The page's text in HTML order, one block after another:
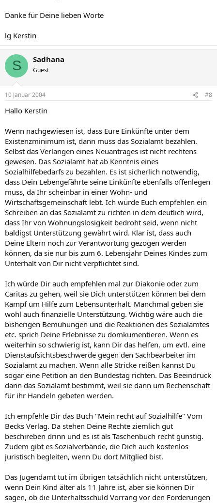
Danke für Deine lieben Worte
lg Kerstin
S Sadhana
Guest
10 Januar 2004 #8
Hallo Kerstin
Wenn nachgewiesen ist, dass Eure Einkünfte unter dem
Existenzminimum ist, dann muss das Sozialamt bezahlen.
Selbst das Verlangen eines Neuantrages ist nicht rechtens
gewesen. Das Sozialamt hat ab Kenntnis eines
Sozialhilfebedarfs zu bezahlen. Es ist sicherlich notwendig,
dass Dein Lebengefährte seine Einkünfte ebenfalls offenlegen
muss, da Ihr scheinbar in einer Wohn- und
Wirtschaftsgemeinschaft lebt. Ich würde Euch empfehlen ein
Schreiben an das Sozialamt zu richten in dem deutlich wird,
dass Ihr von Wohnungslosigkeit bedroht seid, wenn nicht
baldigst Unterstützung gewährt wird. Klar ist, dass auch
Deine Eltern noch zur Verantwortung gezogen werden
können, da sie nur bis zum 6. Lebensjahr Deines Kindes zum
Unterhalt von Dir nicht verpflichtet sind.
Ich würde Dir auch empfehlen mal zur Diakonie oder zum
Caritas zu gehen, weil sie Dich unterstützen können bei dem
Kampf um Hilfe zum Lebensunterhalt. Manchmal geben sie
wohl auch finanzielle Unterstützung. Wichtig wäre auch die
bisherigen Bemühungen und die Reaktionen des Sozialamtes
etc. sprich Deine Erlebnisse zu domkumentieren. Wenn es
weiterhin so schwierig ist, kann Dir das helfen, um evtl. eine
Dienstaufsichtsbeschwerde gegen den Sachbearbeiter im
Sozialamt zu machen. Wenn alle Stricke reißen kannst Du
sogar eine Petition an den Bundestag richten. Das Beeindruck
dann das Sozialamt bestimmt, weil sie dann um Rechenschaft
für ihr Handeln gebeten werden.
Ich empfehle Dir das Buch "Mein recht auf Sozialhilfe" Vom
Becks Verlag. Da stehen Deine Rechte ziemlich gut
beschireben drinn und es ist als Taschenbuch recht günstig.
Zudem gibt es Sozialverbände, die Dich auch kostenlos
juristisch begleiten, wenn Du dort Mitglied bist.
Das Jugendamt tut im übrigen tatsächlich nicht unterstützen,
wenn Dein Kind älter als 11 Jahre ist, aber sie können Dir
sagen, ob die Unterhaltsschuld Vorrang vor den Forderungen